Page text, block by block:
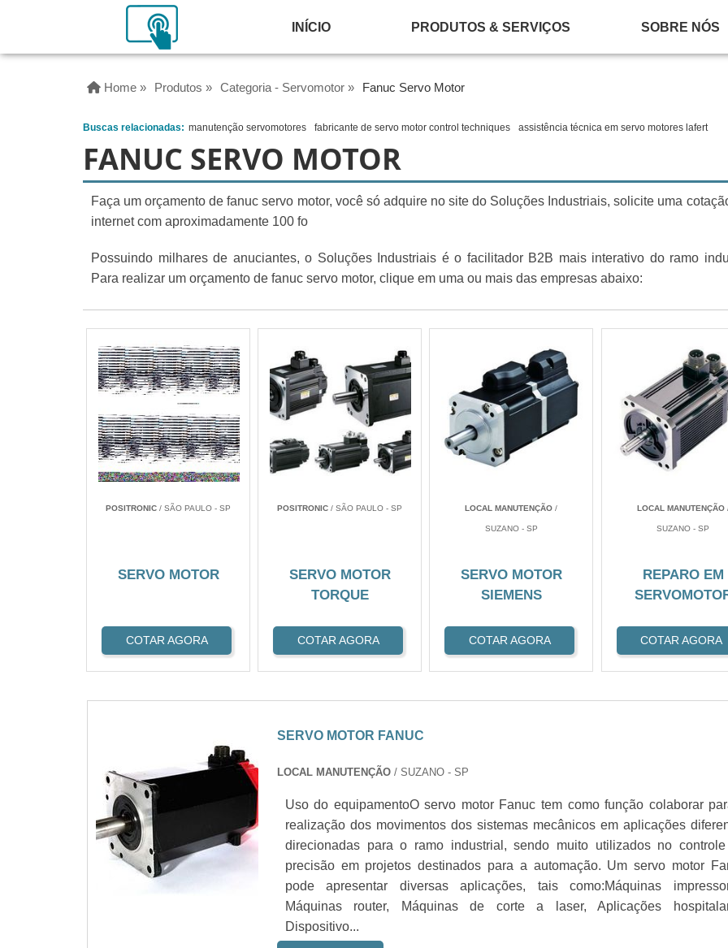
INÍCIO PRODUTOS & SERVIÇOS SOBRE NÓS
Home » Produtos » Categoria - Servomotor » Fanuc Servo Motor
Buscas relacionadas: manutenção servomotores fabricante de servo motor control techniques assistência técnica em servo motores lafert
FANUC SERVO MOTOR
Faça um orçamento de fanuc servo motor, você só adquire no site do Soluções Industriais, solicite uma
internet com aproximadamente 100 fo
Possuindo milhares de anuciantes, o Soluções Industriais é o facilitador B2B mais interativo do ramo
Para realizar um orçamento de fanuc servo motor, clique em uma ou mais das empresas abaixo:
POSITRONIC / SÃO PAULO - SP
SERVO MOTOR
COTAR AGORA
POSITRONIC / SÃO PAULO - SP
SERVO MOTOR
TORQUE
COTAR AGORA
LOCAL MANUTENÇÃO /
SUZANO - SP
SERVO MOTOR
SIEMENS
COTAR AGORA
LOCAL MANUTENÇÃO
SUZANO - SP
REPARO EM
COTAR AGORA
SERVO MOTOR FANUC
LOCAL MANUTENÇÃO / SUZANO - SP
Uso do equipamentoO servo motor Fanuc tem como função colaborar
realização dos movimentos dos sistemas mecânicos em aplicações
direcionadas para o ramo industrial, sendo muito utilizados no
precisão em projetos destinados para a automação. Um servo motor
pode apresentar diversas aplicações, tais como:Máquinas
Máquinas router, Máquinas de corte a laser, Aplicações
Dispositivo...